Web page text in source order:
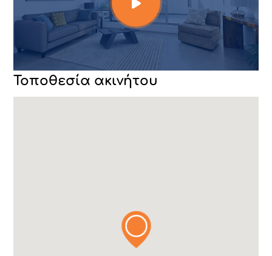
Τοποθεσία ακινήτου